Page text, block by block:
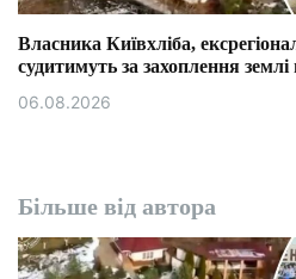
Власника Київхліба,
судитимуть за захоплення землі
06.08.2026
Більше від автора